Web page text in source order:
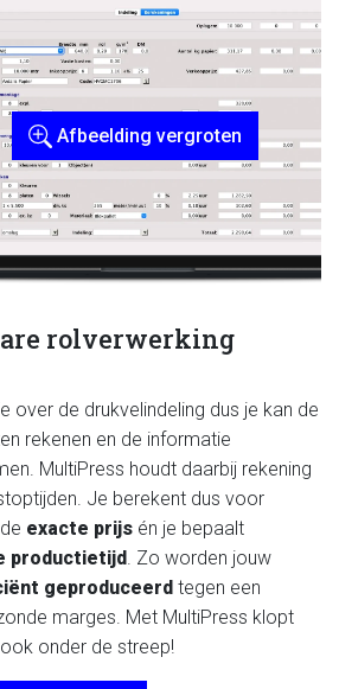
rolverwerking
over de drukvelindeling dus je kan de
rekenen en de informatie
MultiPress houdt daarbij rekening
Je berekent dus voor
exacte prijs én je bepaalt
productietijd. Zo worden jouw
geproduceerd tegen een
marges. Met MultiPress klopt
onder de streep!
Afbeelding vergroten